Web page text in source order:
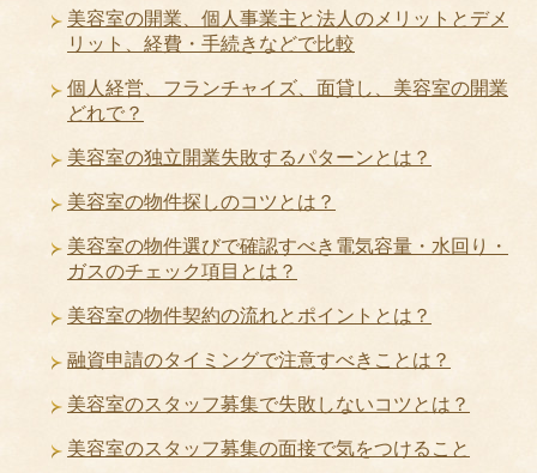
美容室の開業、個人事業主と法人のメリットとデメ
リット、経費・手続きなどで比較
個人経営、フランチャイズ、面貸し、美容室の開業
どれで？
美容室の独立開業失敗するパターンとは？
美容室の物件探しのコツとは？
美容室の物件選びで確認すべき電気容量・水回り・
ガスのチェック項目とは？
美容室の物件契約の流れとポイントとは？
融資申請のタイミングで注意すべきことは？
美容室のスタッフ募集で失敗しないコツとは？
美容室のスタッフ募集の面接で気をつけること